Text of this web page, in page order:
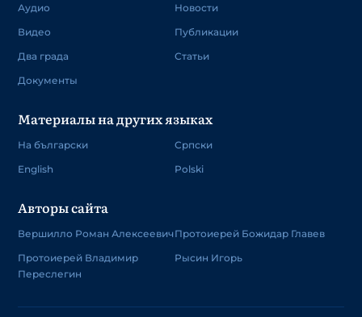
Аудио
Видео
Два града
Документы
Новости
Публикации
Статьи
Материалы на других языках
На български
English
Српски
Polski
Авторы сайта
Вершилло Роман Алексеевич
Протоиерей Владимир
Переслегин
Протоиерей Божидар Главев
Рысин Игорь